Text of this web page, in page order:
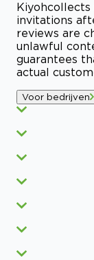
Kiyohcollects
invitations
reviews are
unlawful
guarantees
actual
Voor bedrijven